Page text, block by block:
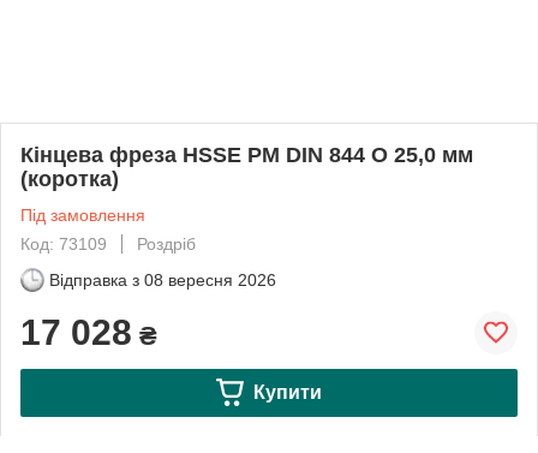
Кінцева фреза HSSE PM DIN 844 O 25,0 мм
(коротка)
Під замовлення
Код: 73109
Роздріб
Відправка з 08 вересня 2026
17 028 ₴
Купити